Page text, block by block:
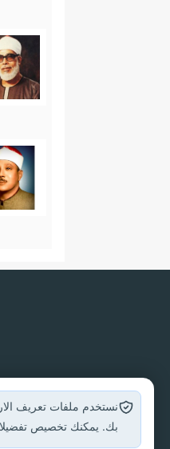
نستخدم ملفات تعريف
بك. يمكنك تخصيص